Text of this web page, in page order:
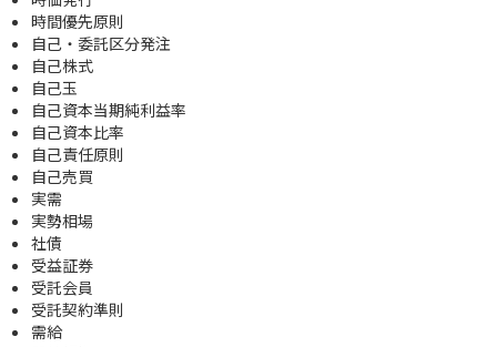
時間優先原則
自己・委託区分発注
自己株式
自己玉
自己資本当期純利益率
自己資本比率
自己責任原則
自己売買
実需
実勢相場
社債
受益証券
受託会員
受託契約準則
需給